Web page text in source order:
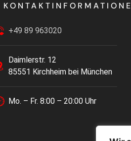
+49 89 963020
Daimlerstr. 12
85551 Kirchheim bei München
Mo. – Fr. 8:00 – 20:00 Uhr